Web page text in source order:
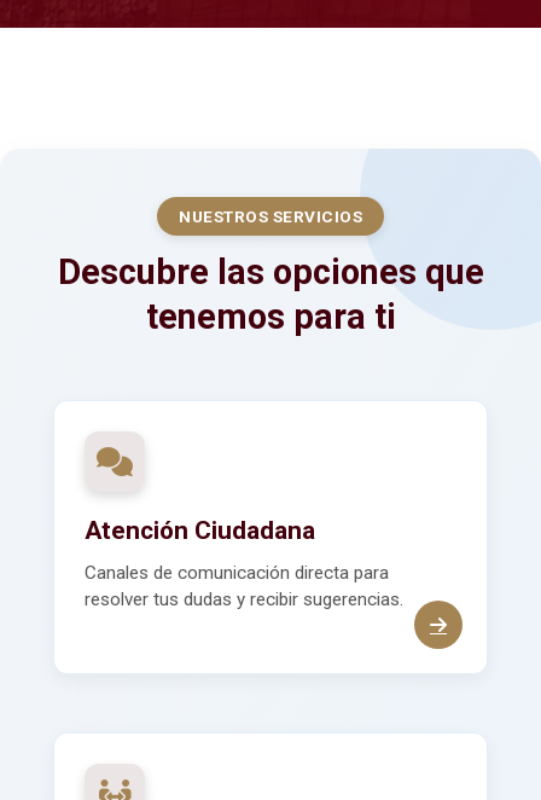
NUESTROS SERVICIOS
Descubre las opciones que
tenemos para ti
Atención Ciudadana
Canales de comunicación directa para
resolver tus dudas y recibir sugerencias.